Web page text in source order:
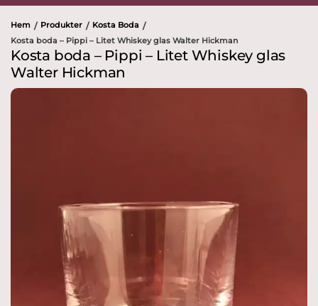
Hem / Produkter / Kosta Boda /
Kosta boda – Pippi – Litet Whiskey glas Walter Hickman
Kosta boda – Pippi – Litet Whiskey glas
Walter Hickman